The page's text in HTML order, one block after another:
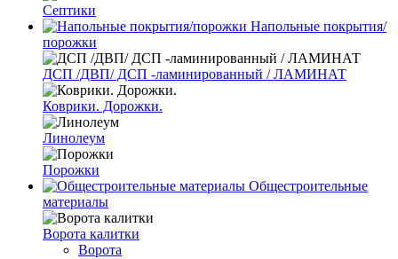
Септики
Напольные покрытия/
порожки
ДСП /ДВП/ ДСП -ламинированный / ЛАМИНАТ
Коврики. Дорожки.
Линолеум
Порожки
Общестроительные
материалы
Ворота калитки
Ворота